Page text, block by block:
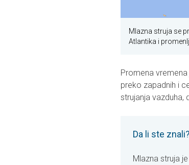
Mlazna struja se
Atlantika i
Promena
preko zapadnih i
strujanja vazduha,
Da li ste znali?
Mlazna struja